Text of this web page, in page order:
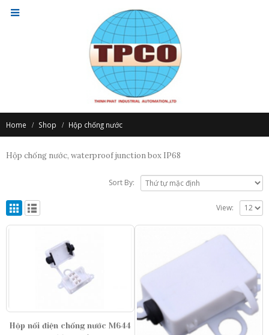
Home Shop Hộp chống nước
Hộp chống nước, waterproof junction box IP68
Sort By:
View:
Hộp nối điện chống nước M644